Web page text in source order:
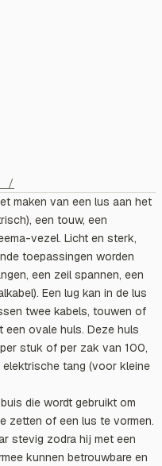
/
maken van een lus aan het
een touw, een
vezel. Licht en sterk,
toepassingen worden
een zeil spannen, een
Een lug kan in de lus
twee kabels, touwen of
ovale huls. Deze huls
stuk of per zak van 100,
tang (voor kleine
die wordt gebruikt om
zetten of een lus te vormen.
stevig zodra hij met een
kunnen betrouwbare en